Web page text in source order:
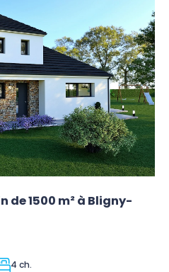
de 1500 m² à Bligny-
4 ch.